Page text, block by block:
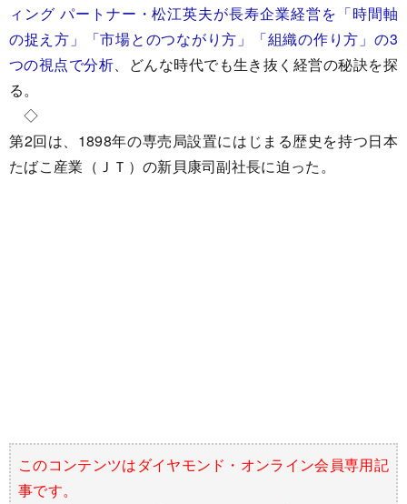
ィング パートナー・松江英夫が長寿企業経営を「時間軸
の捉え方」「市場とのつながり方」「組織の作り方」の3
つの視点で分析、どんな時代でも生き抜く経営の秘訣を探
る。
◇
第2回は、1898年の専売局設置にはじまる歴史を持つ日本
たばこ産業（ＪＴ）の新貝康司副社長に迫った。
このコンテンツはダイヤモンド・オンライン会員専用記
事です。